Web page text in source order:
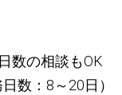
数の相談もOK
数：8～20日）